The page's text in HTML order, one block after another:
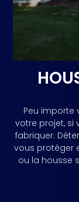
clientèle
Peu importe
votre projet, si
fabriquer.
vous protéger
ou la housse